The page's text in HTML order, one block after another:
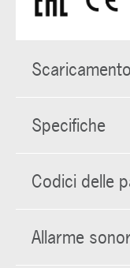
Scaricamento
Specifiche
Codici delle
Allarme